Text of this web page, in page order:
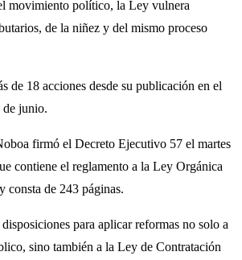
movimiento político, la Ley vulnera
de la niñez y del mismo proceso
de 18 acciones desde su publicación en el
junio.
firmó el Decreto Ejecutivo 57 el martes
contiene el reglamento a la Ley Orgánica
consta de 243 páginas.
para aplicar reformas no solo a
sino también a la Ley de Contratación